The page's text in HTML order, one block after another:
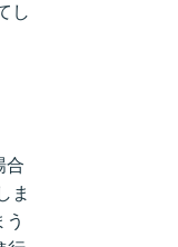
し
合
ま